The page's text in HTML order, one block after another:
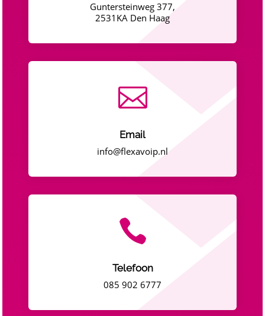
Guntersteinweg 377,
2531KA Den Haag

Email
info@flexavoip.nl

Telefoon
085 902 6777